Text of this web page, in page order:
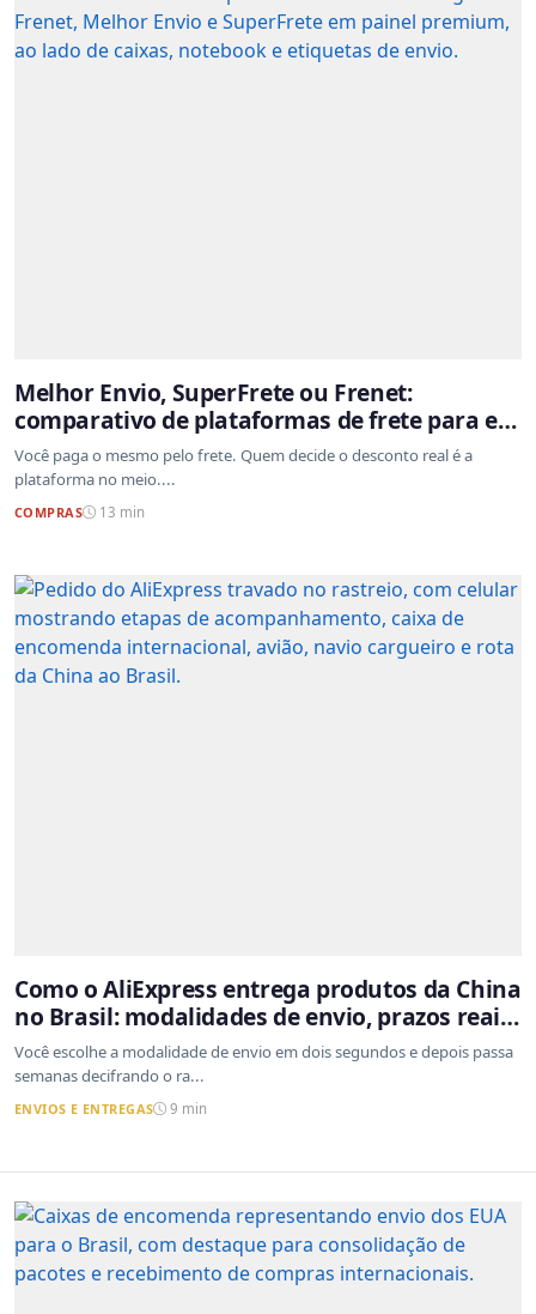
Melhor Envio, SuperFrete ou Frenet:
comparativo de plataformas de frete para e-
commerce
Você paga o mesmo pelo frete. Quem decide o desconto real é a
plataforma no meio....
COMPRAS 13 min
Como o AliExpress entrega produtos da China
no Brasil: modalidades de envio, prazos reais
e o que a Cainiao tem a ver com isso
Você escolhe a modalidade de envio em dois segundos e depois passa
semanas decifrando o ra...
ENVIOS E ENTREGAS 9 min